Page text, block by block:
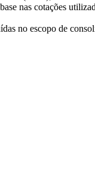
nas cotações
no escopo de